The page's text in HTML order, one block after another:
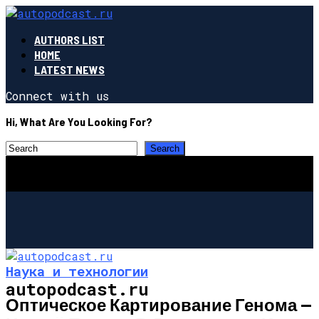
AUTHORS LIST
HOME
LATEST NEWS
Connect with us
Hi, What Are You Looking For?
autopodcast.ru
Наука и технологии
Оптическое Картирование Генома —